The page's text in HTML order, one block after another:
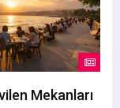
Mekanları